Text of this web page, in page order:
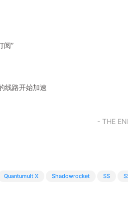
阅”
线路开始加速
- THE
Quantumult X Shadowrocket SS